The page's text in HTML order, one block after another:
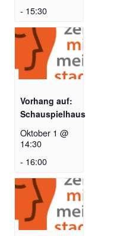
- 15:30
Vorhang auf:
Schauspielhaus
Oktober 1 @
14:30
- 16:00